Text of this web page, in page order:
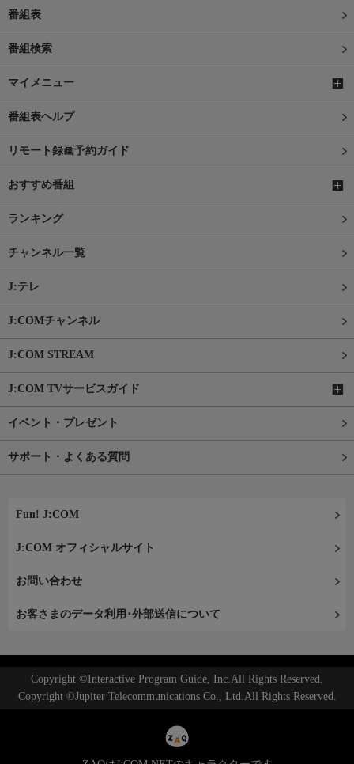
番組表
番組検索
マイメニュー
番組表ヘルプ
リモート録画予約ガイド
おすすめ番組
ランキング
チャンネル一覧
J:テレ
J:COMチャンネル
J:COM STREAM
J:COM TVサービスガイド
イベント・プレゼント
サポート・よくある質問
Fun! J:COM
J:COM オフィシャルサイト
お問い合わせ
お客さまのデータ利用･外部送信について
Copyright ©Interactive Program Guide, Inc.All Rights Reserved.
Copyright ©Jupiter Telecommunications Co., Ltd.All Rights Reserved.